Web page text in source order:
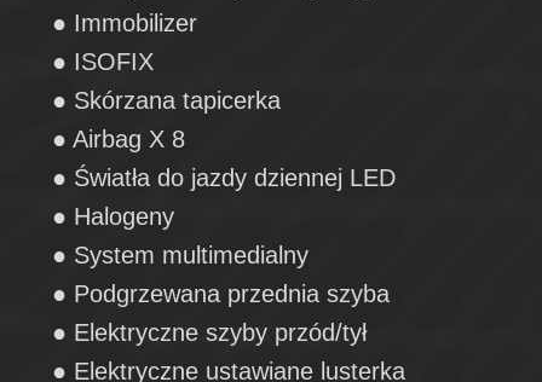
● Immobilizer
● ISOFIX
● Skórzana tapicerka
● Airbag X 8
● Światła do jazdy dziennej LED
● Halogeny
● System multimedialny
● Podgrzewana przednia szyba
● Elektryczne szyby przód/tył
● Elektryczne ustawiane lusterka